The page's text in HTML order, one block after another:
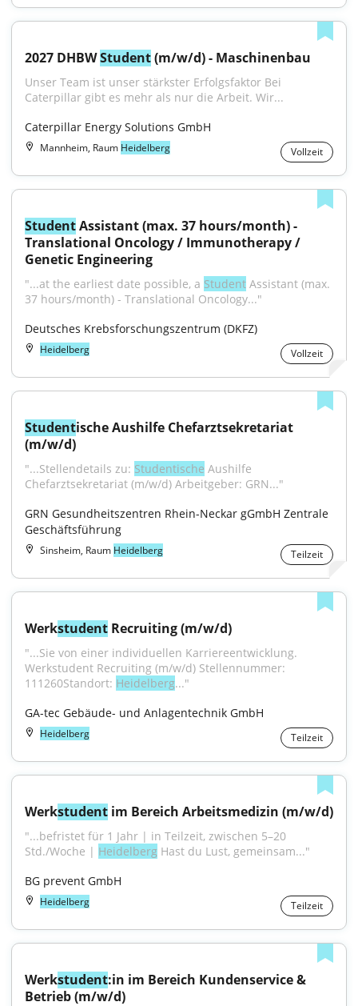
2027 DHBW Student (m/w/d) - Maschinenbau
Unser Team ist unser stärkster Erfolgsfaktor Bei
Caterpillar gibt es mehr als nur die Arbeit. Wir...
Caterpillar Energy Solutions GmbH
Mannheim, Raum Heidelberg Vollzeit
Student Assistant (max. 37 hours/month) -
Translational Oncology / Immunotherapy /
Genetic Engineering
"...at the earliest date possible, a Student Assistant (max.
37 hours/month) - Translational Oncology..."
Deutsches Krebsforschungszentrum (DKFZ)
Heidelberg Vollzeit
Studentische Aushilfe Chefarztsekretariat
(m/w/d)
"...Stellendetails zu: Studentische Aushilfe
Chefarztsekretariat (m/w/d) Arbeitgeber: GRN..."
GRN Gesundheitszentren Rhein-Neckar gGmbH Zentrale
Geschäftsführung
Sinsheim, Raum Heidelberg Teilzeit
Werkstudent Recruiting (m/w/d)
"...Sie von einer individuellen Karriereentwicklung.
Werkstudent Recruiting (m/w/d) Stellennummer:
111260Standort: Heidelberg..."
GA-tec Gebäude- und Anlagentechnik GmbH
Heidelberg Teilzeit
Werkstudent im Bereich Arbeitsmedizin (m/w/d)
"...befristet für 1 Jahr | in Teilzeit, zwischen 5–20
Std./Woche | Heidelberg Hast du Lust, gemeinsam..."
BG prevent GmbH
Heidelberg Teilzeit
Werkstudent:in im Bereich Kundenservice &
Betrieb (m/w/d)